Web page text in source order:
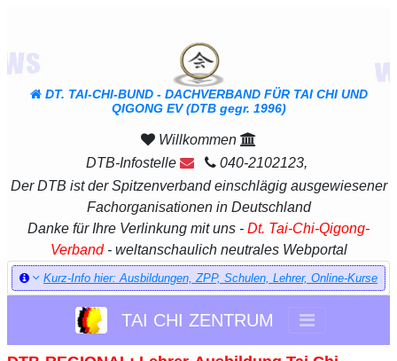
DT. TAI-CHI-BUND - DACHVERBAND FÜR TAI CHI UND
QIGONG EV (DTB gegr. 1996)
Willkommen
DTB-Infostelle
040-2102123,
Der DTB ist der Spitzenverband einschlägig ausgewiesener
Fachorganisationen in Deutschland
Danke für Ihre Verlinkung mit uns - Dt. Tai-Chi-Qigong-
Verband- weltanschaulich neutrales Webportal
Kurz-Info hier: Ausbildungen, ZPP, Schulen, Lehrer, Online-Kurse
TAI CHI ZENTRUM